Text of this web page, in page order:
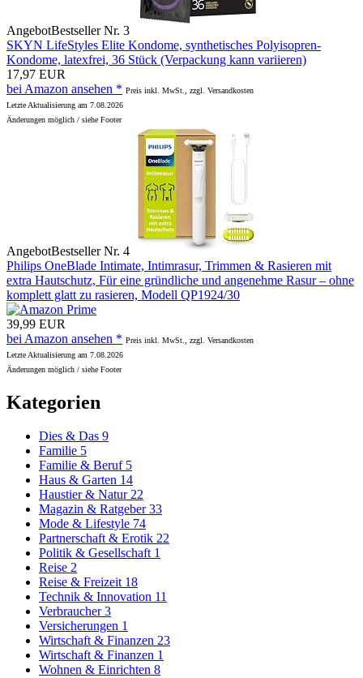
AngebotBestseller Nr. 3
SKYN LifeStyles Elite Kondome, synthetisches Polyisopren-
Kondome, latexfrei, 36 Stück (Verpackung kann variieren)
17,97 EUR
bei Amazon ansehen * Preis inkl. MwSt., zzgl. Versandkosten
Letzte Aktualisierung am 7.08.2026
Änderungen möglich / siehe Footer
AngebotBestseller Nr. 4
Philips OneBlade Intimate, Intimrasur, Trimmen & Rasieren mit
extra Hautschutz, Für eine gründliche und angenehme Rasur – ohne
komplett glatt zu rasieren, Modell QP1924/30
39,99 EUR
bei Amazon ansehen * Preis inkl. MwSt., zzgl. Versandkosten
Letzte Aktualisierung am 7.08.2026
Änderungen möglich / siehe Footer
Kategorien
Dies & Das 9
Familie 5
Familie & Beruf 5
Haus & Garten 14
Haustier & Natur22
Magazin & Ratgeber33
Mode & Lifestyle 74
Partnerschaft & Erotik 22
Politik & Gesellschaft 1
Reise 2
Reise & Freizeit 18
Technik & Innovation 11
Verbraucher3
Versicherungen 1
Wirtschaft & Finanzen 23
Wirtschaft & Finanzen 1
Wohnen & Einrichten 8